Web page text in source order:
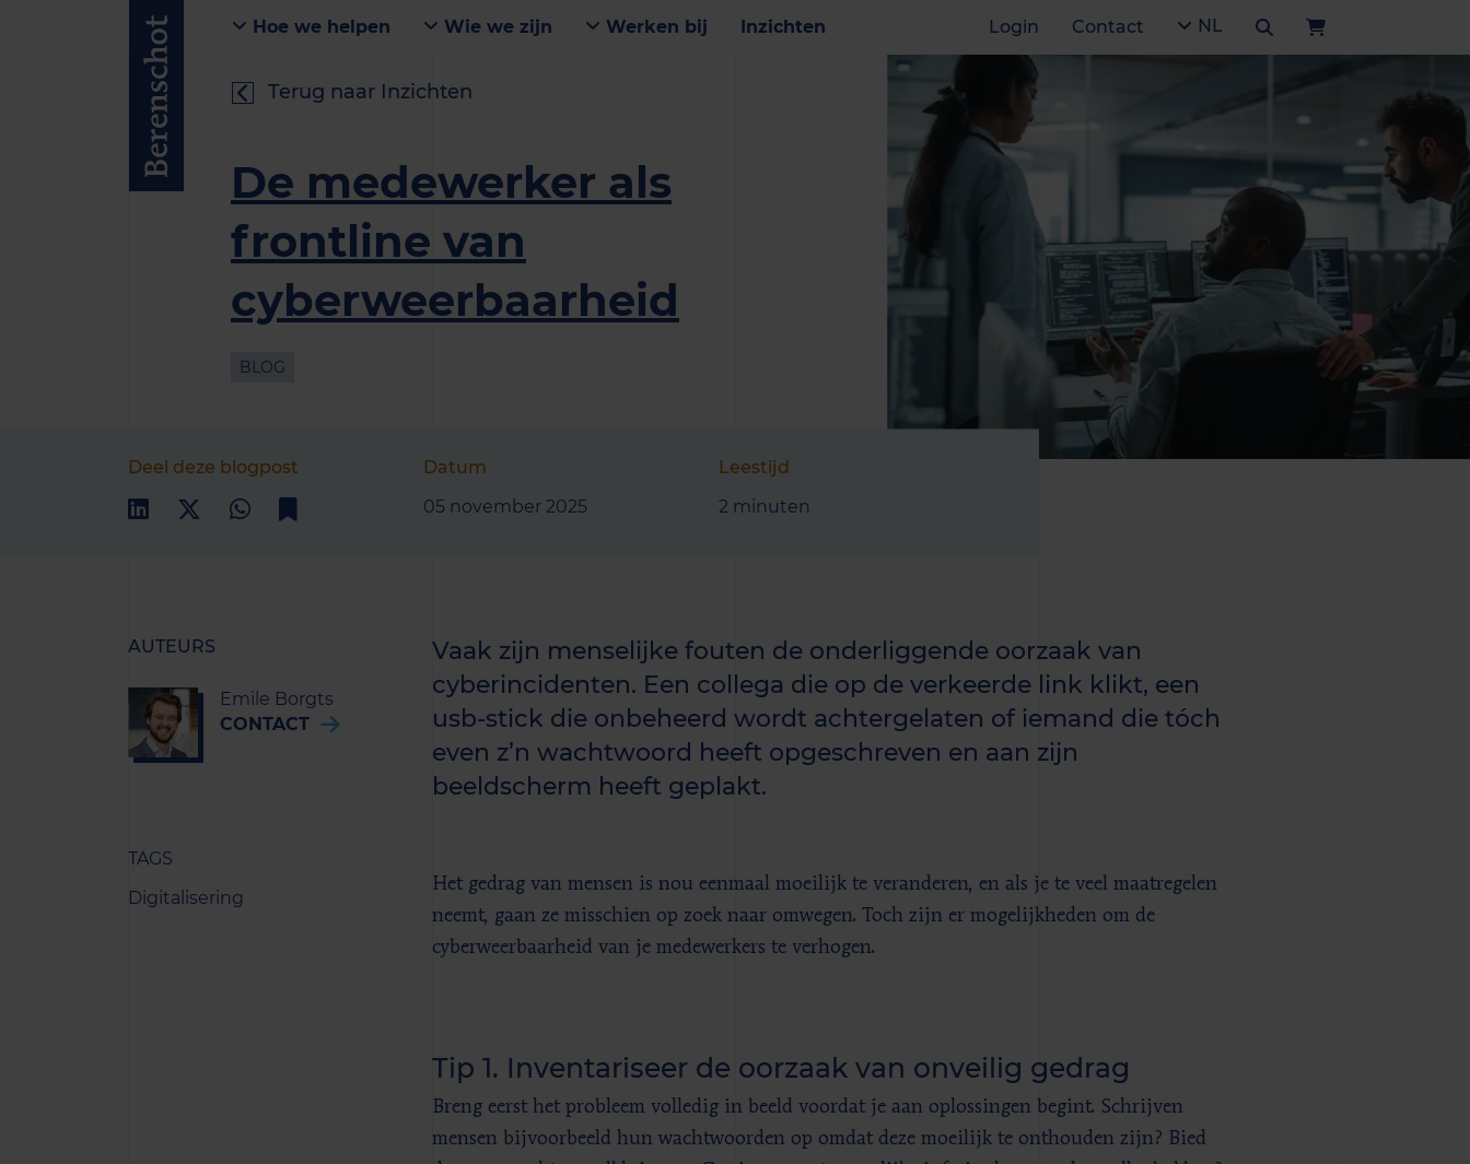
Hoe we helpen Wie we zijn Werken bij Inzichten Login Contact NL
Terug naar Inzichten
De medewerker als
frontline van
cyberweerbaarheid
BLOG
Deel deze blogpost
Datum
05 november 2025
Leestijd
2 minuten
AUTEURS
Emile Borgts
CONTACT
TAGS
Digitalisering
Vaak zijn menselijke fouten de onderliggende oorzaak van
cyberincidenten. Een collega die op de verkeerde link klikt, een
usb-stick die onbeheerd wordt achtergelaten of iemand die tóch
even z’n wachtwoord heeft opgeschreven en aan zijn
beeldscherm heeft geplakt.
Het gedrag van mensen is nou eenmaal moeilijk te veranderen, en als je te veel maatregelen
neemt, gaan ze misschien op zoek naar omwegen. Toch zijn er mogelijkheden om de
cyberweerbaarheid van je medewerkers te verhogen.
Tip 1. Inventariseer de oorzaak van onveilig gedrag
Breng eerst het probleem volledig in beeld voordat je aan oplossingen begint. Schrijven
mensen bijvoorbeeld hun wachtwoorden op omdat deze moeilijk te onthouden zijn? Bied